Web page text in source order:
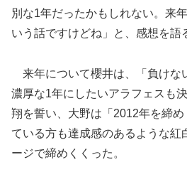
別な1年だったかもしれない。来
いう話ですけどね」と、感想を語
来年について櫻井は、「負けな
濃厚な1年にしたいアラフェスも
翔を誓い、大野は「2012年を締
ている方も達成感のあるような紅
ージで締めくくった。